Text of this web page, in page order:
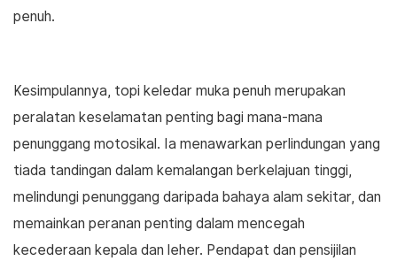
penuh.
Kesimpulannya, topi keledar muka penuh merupakan
peralatan keselamatan penting bagi mana-mana
penunggang motosikal. Ia menawarkan perlindungan yang
tiada tandingan dalam kemalangan berkelajuan tinggi,
melindungi penunggang daripada bahaya alam sekitar, dan
memainkan peranan penting dalam mencegah
kecederaan kepala dan leher. Pendapat dan pensijilan